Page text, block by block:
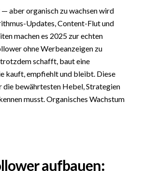
aber organisch zu wachsen wird
Updates, Content-Flut und
machen es 2025 zur echten
ohne Werbeanzeigen zu
schafft, baut eine
kauft, empfiehlt und bleibt. Diese
bewährtesten Hebel, Strategien
musst. Organisches Wachstum
aufbauen: